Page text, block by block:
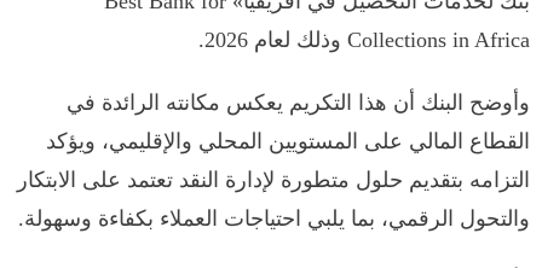
Collections in Africa وذلك لعام 2026.
وأوضح البنك أن هذا التكريم يعكس مكانته الرائدة في
القطاع المالي على المستويين المحلي والإقليمي، ويؤكد
التزامه بتقديم حلول متطورة لإدارة النقد تعتمد على الابتكار
والتحول الرقمي، بما يلبي احتياجات العملاء بكفاءة وسهولة.